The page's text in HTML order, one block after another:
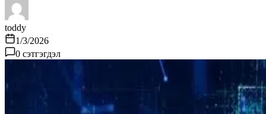
toddy
1/3/2026
0 сэтгэгдэл